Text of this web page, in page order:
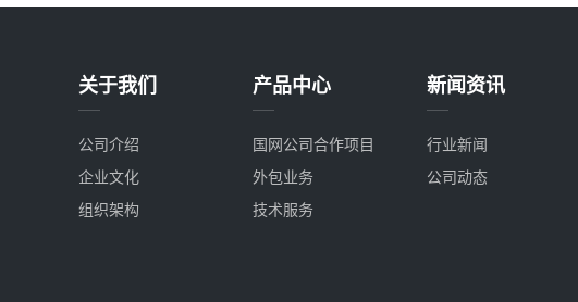
关于我们
公司介绍
企业文化
组织架构
产品中心
国网公司合作项目
外包业务
技术服务
新闻资讯
行业新闻
公司动态